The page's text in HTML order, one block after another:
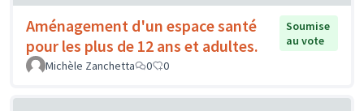
Aménagement d'un espace santé
pour les plus de 12 ans et adultes.
Soumise
au vote
Michèle Zanchetta
0 0